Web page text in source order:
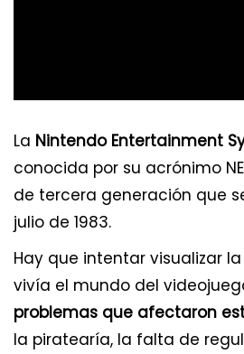
La Nintendo Entertainment
conocida por su acrónimo
de tercera generación que
julio de 1983.
Hay que intentar visualizar
vivía el mundo del
problemas que afectaron
la piratearía, la falta de